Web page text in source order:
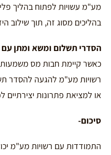
מע"מ עשויות לפתוח בהליך
בהליכים מסוג זה, תוך שילוב
הסדרי תשלום ומשא ומתן עם
כאשר קיימת חבות מס
רשויות מע"מ להגעה להסדר
או למציאת פתרונות יצירתיים
סיכום-
התמודדות עם רשויות מע"מ